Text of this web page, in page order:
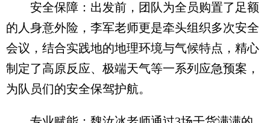
安全保障：出发前，团队为全员购置了足额
的人身意外险，李军老师更是牵头组织多次安全
会议，结合实践地的地理环境与气候特点，精心
制定了高原反应、极端天气等一系列应急预案，
为队员们的安全保驾护航。